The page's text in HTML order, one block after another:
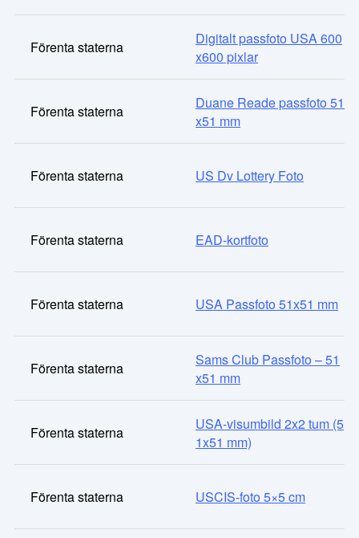
Förenta staterna
Digitalt passfoto USA 600
x600 pixlar
Förenta staterna
Duane Reade passfoto 51
x51 mm
Förenta staterna US Dv Lottery Foto
Förenta staterna EAD-kortfoto
Förenta staterna USA Passfoto 51x51 mm
Förenta staterna
Sams Club Passfoto – 51
x51 mm
Förenta staterna
USA-visumbild 2x2 tum (5
1x51 mm)
Förenta staterna USCIS-foto 5×5 cm